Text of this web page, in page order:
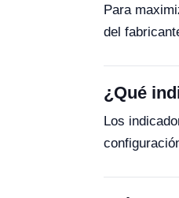
Para
del
¿Qué
Los